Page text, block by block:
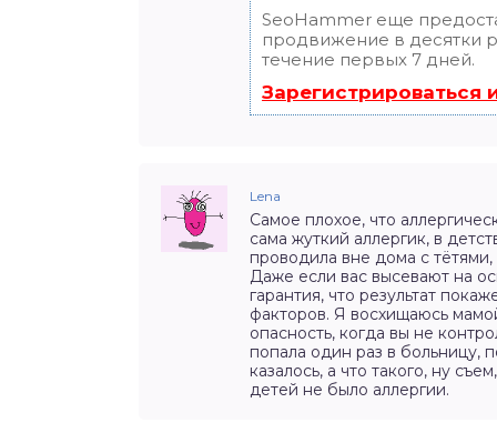
SeoHammer еще
продвижение в десятки
течение первых 7 дней.
Зарегистрироваться
Lena
Самое плохое, что
сама жуткий аллергик, в
проводила вне дома с
Даже если вас высевают на
гарантия, что результат
факторов. Я восхищаюсь
опасность, когда вы не
попала один раз в больницу,
казалось, а что такого, ну
детей не было аллергии.